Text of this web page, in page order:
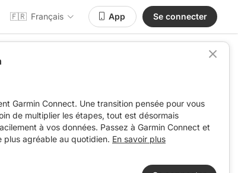
🇫🇷 Français App Se connecter
Garmin Connect. Une transition pensée pour vous
de multiplier les étapes, tout est désormais
à vos données. Passez à Garmin Connect et
plus agréable au quotidien. En savoir plus